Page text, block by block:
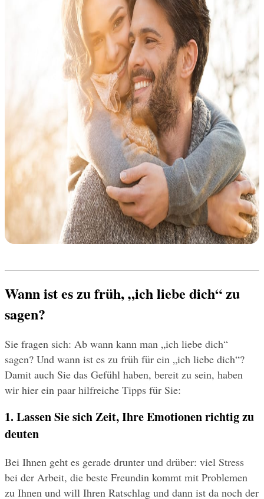
Wann ist es zu früh, „ich liebe dich“ zu
sagen?
Sie fragen sich: Ab wann kann man „ich liebe dich“
sagen? Und wann ist es zu früh für ein „ich liebe dich“?
Damit auch Sie das Gefühl haben, bereit zu sein, haben
wir hier ein paar hilfreiche Tipps für Sie:
1. Lassen Sie sich Zeit, Ihre Emotionen richtig zu
deuten
Bei Ihnen geht es gerade drunter und drüber: viel Stress
bei der Arbeit, die beste Freundin kommt mit Problemen
zu Ihnen und will Ihren Ratschlag und dann ist da noch der